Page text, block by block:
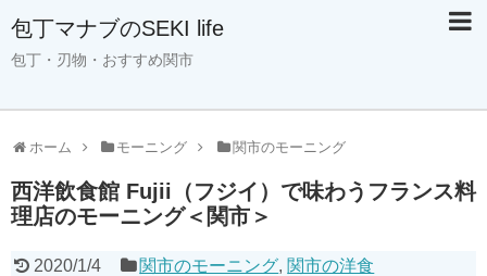
包丁マナブのSEKI life
包丁・刃物・おすすめ関市
ホーム モーニング 関市のモーニング
西洋飲食館 Fujii（フジイ）で味わうフランス料
理店のモーニング＜関市＞
2020/1/4 関市のモーニング, 関市の洋食